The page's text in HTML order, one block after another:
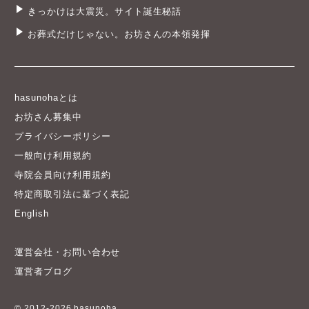
きっかけは大震災。サイト誕生秘話
お葬式だけじゃない。お坊さんの本領発揮
hasunohaとは
お坊さん募集中
プライバシーポリシー
一般向け利用規約
寺院会員向け利用規約
特定商取引法に基づく表記
English
運営会社・お問い合わせ
運営者ブログ